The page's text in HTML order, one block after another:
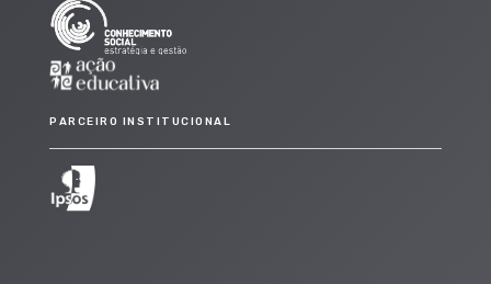
PARCEIRO INSTITUCIONAL